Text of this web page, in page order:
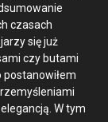
czasach
się już
czy butami
postanowiłem
W tym